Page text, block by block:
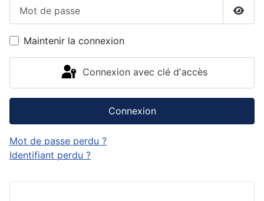
Maintenir la connexion
Connexion avec clé d'accès
Connexion
Mot de passe perdu ?
Identifiant perdu ?